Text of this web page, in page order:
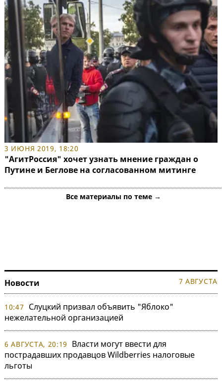
3 ИЮНЯ 2019, 18:20
"АгитРоссия" хочет узнать мнение граждан о
Путине и Беглове на согласованном митинге
Все материалы по теме →
Новости 7 АВГУСТА
10:47
Слуцкий призвал объявить "Яблоко"
нежелательной организацией
6 АВГУСТА, 20:19
Власти могут ввести для
пострадавших продавцов Wildberries налоговые
льготы